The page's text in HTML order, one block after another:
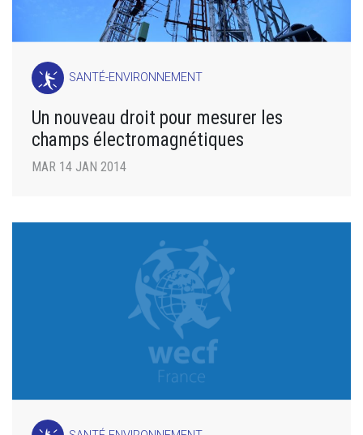
SANTÉ-ENVIRONNEMENT
Un nouveau droit pour mesurer les
champs électromagnétiques
MAR 14 JAN 2014